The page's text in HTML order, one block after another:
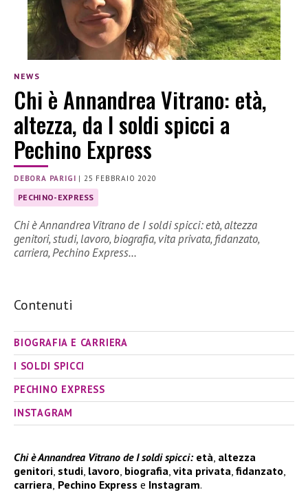
NEWS
Chi è Annandrea Vitrano: età,
altezza, da I soldi spicci a
Pechino Express
DEBORA PARIGI | 25 FEBBRAIO 2020
PECHINO-EXPRESS
Chi è Annandrea Vitrano de I soldi spicci: età, altezza
genitori, studi, lavoro, biografia, vita privata, fidanzato,
carriera, Pechino Express…
Contenuti
BIOGRAFIA E CARRIERA
I SOLDI SPICCI
PECHINO EXPRESS
INSTAGRAM
Chi è Annandrea Vitrano de I soldi spicci: età altezza
genitori studi lavoro biografia vita privata fidanzato
carriera Pechino Express e Instagram.